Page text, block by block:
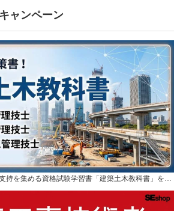
ャンペーン
持を集める資格試験学習書「建築土木教科書」を…